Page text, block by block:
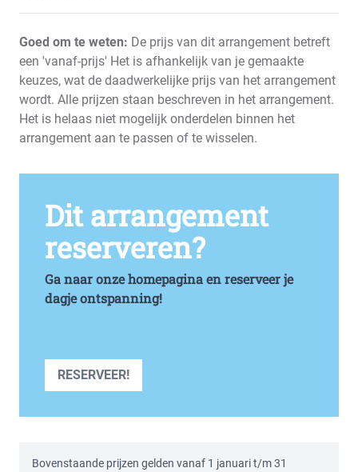
Goed om te weten: De prijs van dit arrangement betreft
een 'vanaf-prijs' Het is afhankelijk van je gemaakte
keuzes, wat de daadwerkelijke prijs van het arrangement
wordt. Alle prijzen staan beschreven in het arrangement.
Het is helaas niet mogelijk onderdelen binnen het
arrangement aan te passen of te wisselen.
Dit arrangement
reserveren?
Ga naar onze homepagina en reserveer je
dagje ontspanning!
RESERVEER!
Bovenstaande prijzen gelden vanaf 1 januari t/m 31